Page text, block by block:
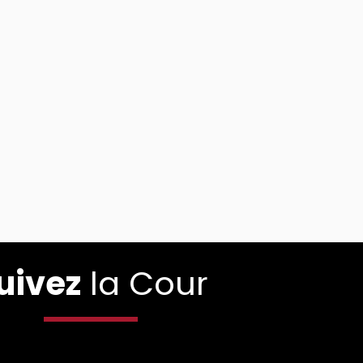
la Cour